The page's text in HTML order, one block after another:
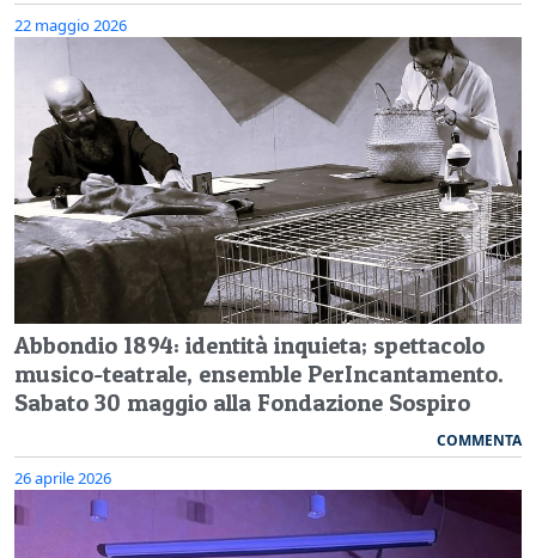
22 maggio 2026
Abbondio 1894: identità inquieta; spettacolo
musico-teatrale, ensemble PerIncantamento.
Sabato 30 maggio alla Fondazione Sospiro
COMMENTA
26 aprile 2026